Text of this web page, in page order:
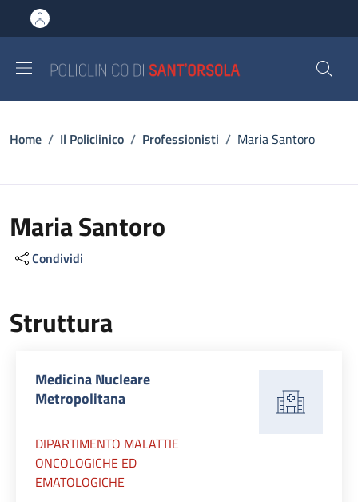
al contenuto principale
to footer content
Briciole di pane
Home / Il Policlinico / Professionisti / Maria Santoro
Maria Santoro
Condividi
Struttura
Medicina Nucleare
Metropolitana
DIPARTIMENTO MALATTIE
ONCOLOGICHE ED
EMATOLOGICHE